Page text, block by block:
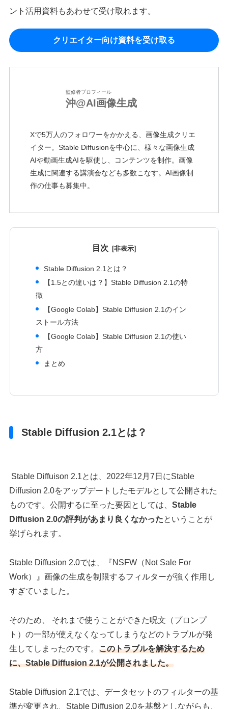
ント活用資料もあわせて受け取れます。
クリエイター向け資料を受け取る
監修者プロフィール
沖@AI画像生成
Xで5万人のフォロワーをかかえる、画像生成クリエ
イター。Stable Diffusionを中心に、様々な画像生成
AIや動画生成AIを駆使し、コンテンツを制作。画像
生成に関連する講演会なども多数こなす。AI画像制
作の仕事も募集中。
目次
Stable Diffusion 2.1とは？
【1.5との違いは？】Stable Diffusion 2.1の特
徴
【Google Colab】Stable Diffusion 2.1のイン
ストール方法
【Google Colab】Stable Diffusion 2.1の使い
方
まとめ
Stable Diffusion 2.1とは？
Stable Diffuison 2.1とは、2022年12月7日にStable
Diffusion 2.0をアップデートしたモデルとして公開された
ものです。公開するに至った要因としては、Stable
Diffusion 2.0の評判があまり良くなかったということが
挙げられます。
Stable Diffusion 2.0では、『NSFW（Not Sale For
Work）』画像の生成を制限するフィルターが強く作用し
すぎていました。
そのため、 それまで使うことができた呪文（プロンプ
ト）の一部が使えなくなってしまうなどのトラブルが発
生してしまったのです。このトラブルを解決するため
に、Stable Diffusion 2.1が公開されました。
Stable Diffusion 2.1では、データセットのフィルターの基
準が変更され、Stable Diffusion 2.0を基盤としながらも、